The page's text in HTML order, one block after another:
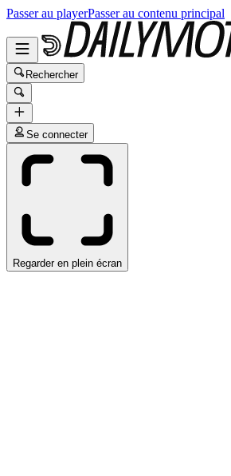
Passer au playerPasser au contenu principal
Rechercher
Se connecter
Regarder en plein écran